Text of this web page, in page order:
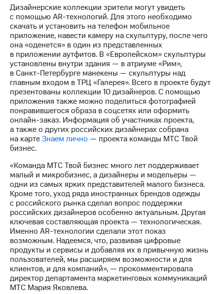
отчетность
Контакты
Новости
в
регионе
и акционерам
Корпоративное
управление
Корпоративный
секретарь
Раскрытие
акционерам
Документы
ПАО
"МТС"
Собрания
акционеров
Личный
кабинет
акционера
Акционерный
капитал
Контроль
и
аудит
Дизайнерские коллекции зрители могут увидеть
с помощью AR-технологий. Для этого необходимо
скачать и установить на телефон мобильное
приложение, навести камеру на скульптуру, после чего
она «оденется» в один из представленных
в приложении аутфитов. В «Европейском» скульптуры
установлены внутри здания — в атриуме «Рим»,
в Санкт-Петербурге манекены — скульптуры над
главным входом в ТРЦ «Галерея». Всего в проекте будут
презентованы коллекции 10 дизайнеров. С помощью
приложения также можно поделиться фотографией
понравившегося образа в соцсетях или оформить
онлайн-заказ. Информация об участниках проекта,
а также о других российских дизайнерах собрана
на картеЗнаем лично — проекта команды МТС Твой
бизнес.
«Команда МТС Твой бизнес много лет поддерживает
малый и микробизнес, а дизайнеры и модельеры —
одни из самых ярких представителей малого бизнеса.
Кроме того, уход ряда иностранных брендов одежды
с российского рынка сделал вопрос поддержки
российских дизайнеров особенно актуальным. Другая
ключевая составляющая проекта — технологическая.
Именно AR-технологии сделали этот показ
возможным. Надеемся, что, развивая цифровые
продукты и сервисы и добавляя их в привычную жизнь
пользователей, мы расширяем возможности и для
клиентов, и для компаний», — прокомментировала
директор департамента маркетинговых коммуникаций
МТС Мария Яковлева.